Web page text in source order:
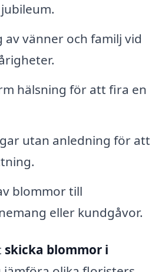
av vänner och familj vid
hälsning för att fira en
utan anledning för att
blommor till
eller kundgåvor.
skicka blommor i